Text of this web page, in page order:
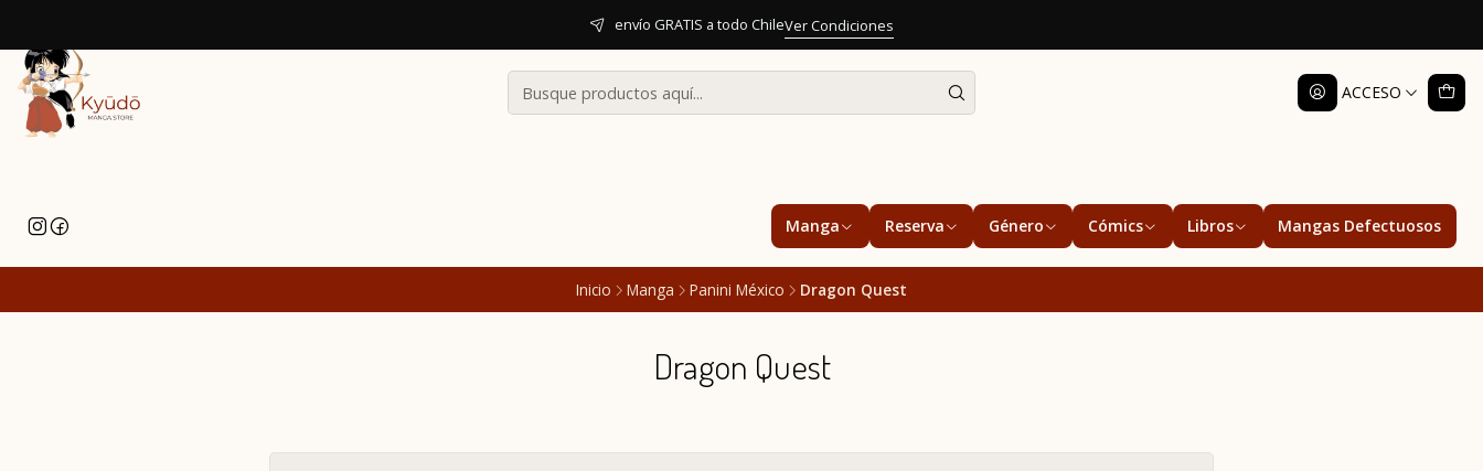
ACCESO
Manga Reserva Género Cómics Libros Mangas Defectuosos
envío GRATIS a todo ChileVer Condiciones
Inicio Manga Panini México Dragon Quest
Dragon Quest